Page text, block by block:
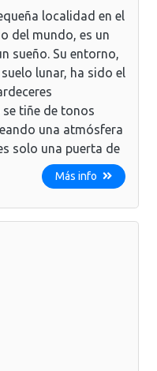
localidad en el
del mundo, es un
sueño. Su entorno,
lunar, ha sido el
tiñe de tonos
una atmósfera
solo una puerta de
Más info